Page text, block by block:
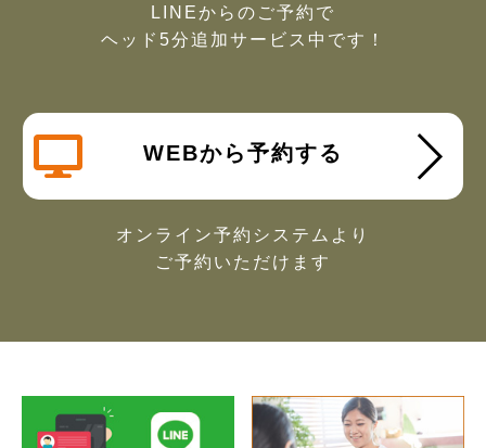
LINEからのご予約で
ヘッド5分追加サービス中です！
WEBから予約する
オンライン予約システムより
ご予約いただけます